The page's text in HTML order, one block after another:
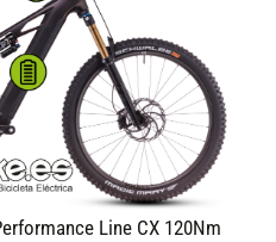
Line CX 120Nm